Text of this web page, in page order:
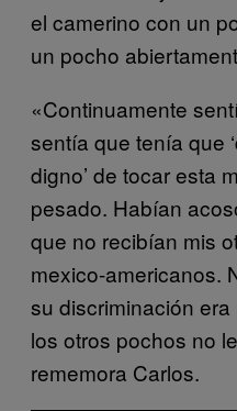
el camerino con un
un pocho
«Continuamente
sentía que tenía que
digno’ de tocar esta
pesado. Habían
que no recibían mis
mexico-americanos.
su discriminación
los otros pochos no
rememora Carlos.